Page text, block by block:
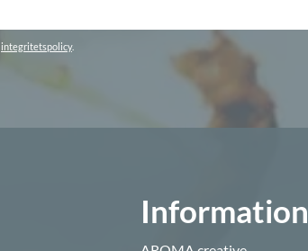
integritetspolicy.
Information